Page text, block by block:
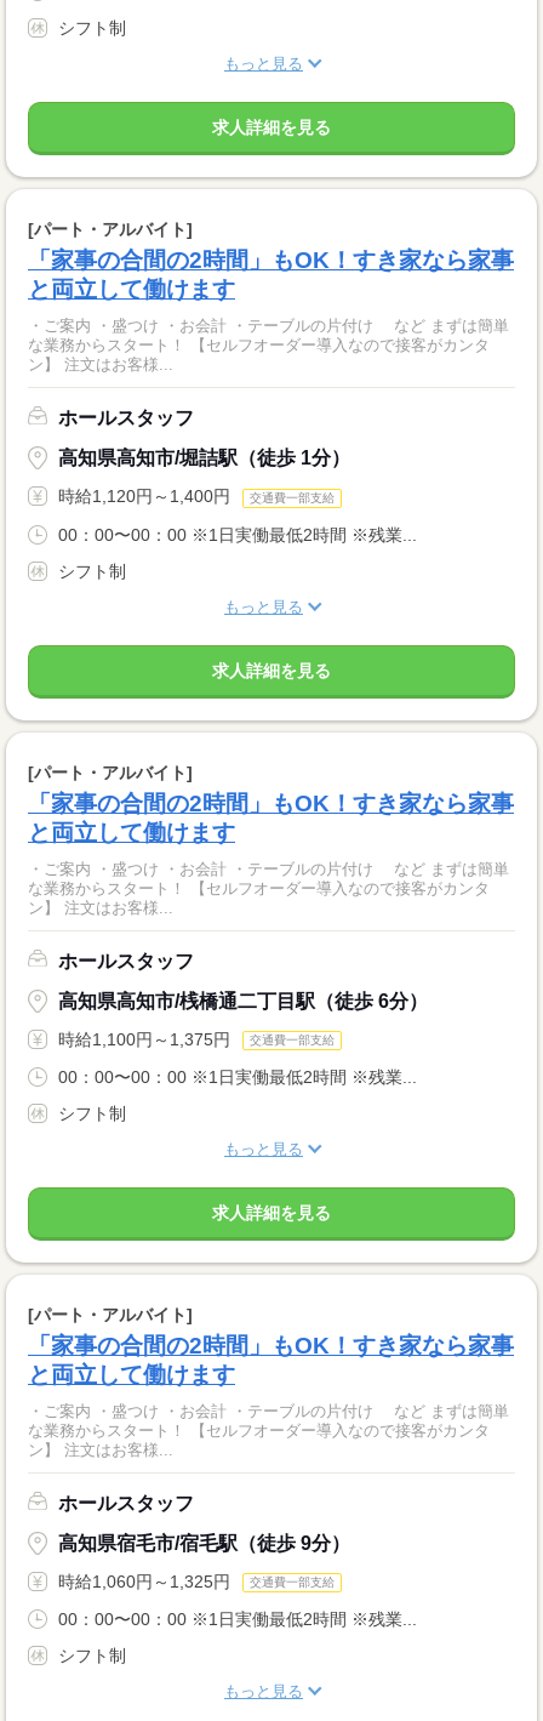
シフト制
もっと見る
求人詳細を見る
[パート・アルバイト]
「家事の合間の2時間」もOK！すき家なら家事
と両立して働けます
・ご案内 ・盛つけ ・お会計 ・テーブルの片付け など まずは簡単
な業務からスタート！ 【セルフオーダー導入なので接客がカンタ
ン】 注文はお客様...
ホールスタッフ
高知県高知市/堀詰駅（徒歩 1分）
時給1,120円～1,400円 交通費一部支給
00：00〜00：00 ※1日実働最低2時間 ※残業...
シフト制
もっと見る
求人詳細を見る
[パート・アルバイト]
「家事の合間の2時間」もOK！すき家なら家事
と両立して働けます
・ご案内 ・盛つけ ・お会計 ・テーブルの片付け など まずは簡単
な業務からスタート！ 【セルフオーダー導入なので接客がカンタ
ン】 注文はお客様...
ホールスタッフ
高知県高知市/桟橋通二丁目駅（徒歩 6分）
時給1,100円～1,375円 交通費一部支給
00：00〜00：00 ※1日実働最低2時間 ※残業...
シフト制
もっと見る
求人詳細を見る
[パート・アルバイト]
「家事の合間の2時間」もOK！すき家なら家事
と両立して働けます
・ご案内 ・盛つけ ・お会計 ・テーブルの片付け など まずは簡単
な業務からスタート！ 【セルフオーダー導入なので接客がカンタ
ン】 注文はお客様...
ホールスタッフ
高知県宿毛市/宿毛駅（徒歩 9分）
時給1,060円～1,325円 交通費一部支給
00：00〜00：00 ※1日実働最低2時間 ※残業...
シフト制
もっと見る